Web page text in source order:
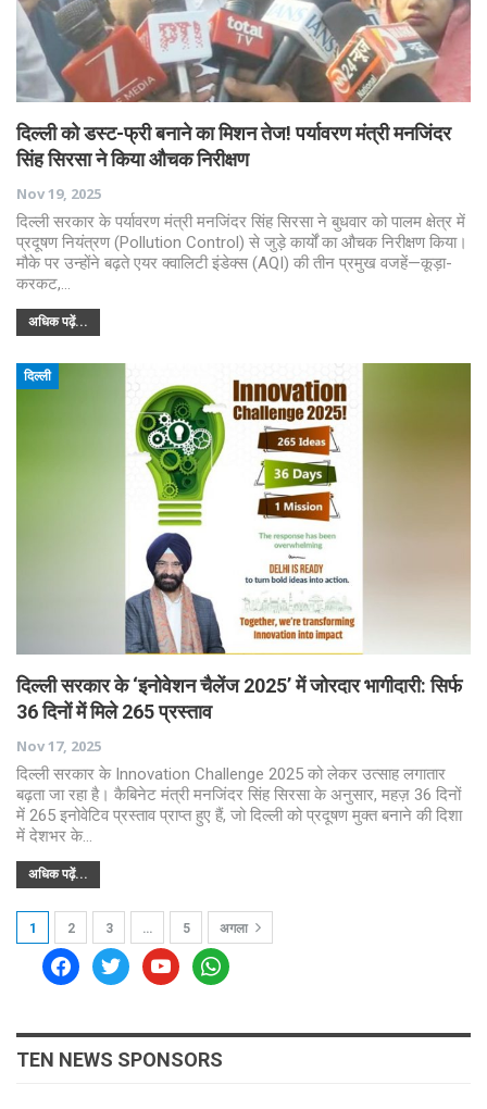
दिल्ली को डस्ट-फ्री बनाने का मिशन तेज! पर्यावरण मंत्री मनजिंदर
सिंह सिरसा ने किया औचक निरीक्षण
Nov 19, 2025
दिल्ली सरकार के पर्यावरण मंत्री मनजिंदर सिंह सिरसा ने बुधवार को पालम क्षेत्र में
प्रदूषण नियंत्रण (Pollution Control) से जुड़े कार्यों का औचक निरीक्षण किया।
मौके पर उन्होंने बढ़ते एयर क्वालिटी इंडेक्स (AQI) की तीन प्रमुख वजहें—कूड़ा-
करकट,…
अधिक पढ़ें...
दिल्ली
दिल्ली सरकार के ‘इनोवेशन चैलेंज 2025’ में जोरदार भागीदारी: सिर्फ
36 दिनों में मिले 265 प्रस्ताव
Nov 17, 2025
दिल्ली सरकार के Innovation Challenge 2025 को लेकर उत्साह लगातार
बढ़ता जा रहा है। कैबिनेट मंत्री मनजिंदर सिंह सिरसा के अनुसार, महज़ 36 दिनों
में 265 इनोवेटिव प्रस्ताव प्राप्त हुए हैं, जो दिल्ली को प्रदूषण मुक्त बनाने की दिशा
में देशभर के…
अधिक पढ़ें...
1 2 3 … 5 अगला
facebooktwitteryoutubewhatsapp
TEN NEWS SPONSORS